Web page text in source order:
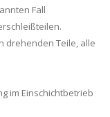
Fall
drehenden Teile, alle
im Einschichtbetrieb